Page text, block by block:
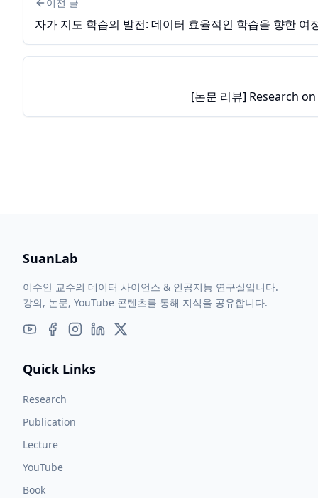
이전 글
자가 지도 학습의 발전: 데이터 효율적인 학습을 향한 여
[논문 리뷰] Research
SuanLab
이수안 교수의 데이터 사이언스 & 인공지능 연구실입니다.
강의, 논문, YouTube 콘텐츠를 통해 지식을 공유합니다.
Quick Links
Research
Publication
Lecture
YouTube
Book